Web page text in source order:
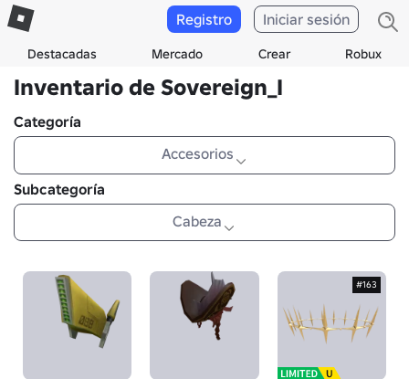
Destacadas Mercado Crear Robux
Registro Iniciar sesión
Inventario de Sovereign_I
Categoría
Accesorios
Subcategoría
Cabeza
#163